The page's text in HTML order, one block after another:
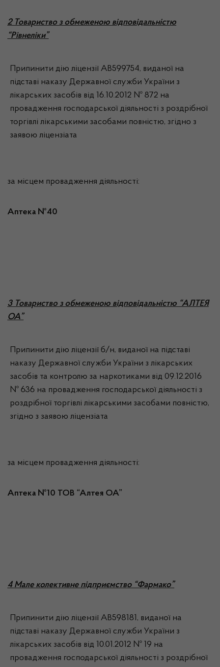
2 Товариство з обмеженою відповідальністю
“Рівнеліки”
Припинити дію ліцензії АВ599754, виданої на
підставі наказу Державної служби України з
лікарських засобів від 16.10.2012 № 872 на
провадження господарської діяльності з роздрібної
торгівлі лікарськими засобами повністю, згідно з
заявою ліцензіата
за місцем провадження діяльності:
Аптека №40
3 Товариство з обмеженою відповідальністю “АЛТЕЯ
ОА”
Припинити дію ліцензії б/н, виданої на підставі
наказу Державної служби України з лікарських
засобів та контролю за наркотиками від 09.12.2016
№ 636 на провадження господарської діяльності з
роздрібної торгівлі лікарськими засобами повністю,
згідно з заявою ліцензіата
за місцем провадження діяльності:
Аптека №10 ТОВ “Алтея ОА”
4 Мале колективне підприємство “Фармако”
Припинити дію ліцензії АВ598181, виданої на
підставі наказу Державної служби України з
лікарських засобів від 10.01.2012 № 19 на
провадження господарської діяльності з роздрібної